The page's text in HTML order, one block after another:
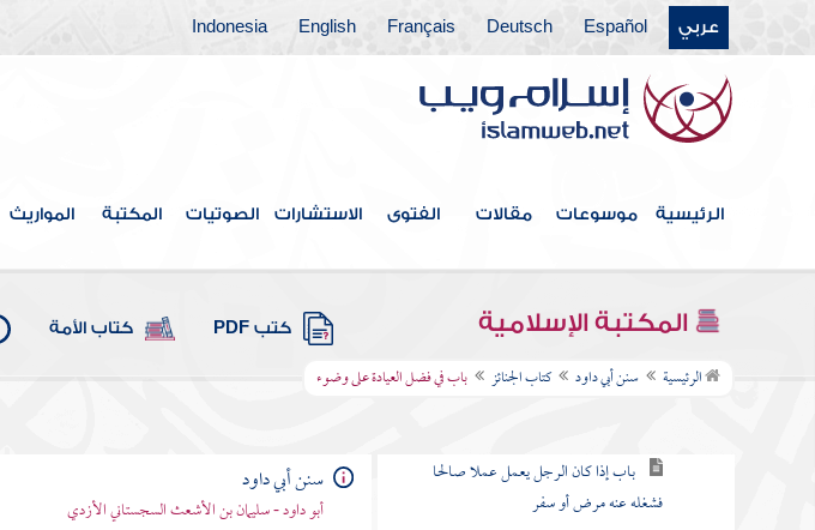
عربي Español
Deutsch
Français
English
Indonesia
الرئيسية موسوعات مقالات الفتوى الاستشارات الصوتيات المكتبة المواريث
المكتبة الإسلامية كتب PDF كتاب الأمة
الرئيسية سنن أبي داود كتاب الجنائز باب في فضل العيادة على وضوء
كتاب الجهاد
كتاب الضحايا
كتاب الصيد
كتاب الوصايا
كتاب الفرائض
كتاب الخراج والإمارة والفيء
كتاب الجنائز
باب إذا كان الرجل يعمل عملا صالحا
فشغله عنه مرض أو سفر
سنن أبي داود
أبو داود - سليمان بن الأشعث السجستاني الأزدي